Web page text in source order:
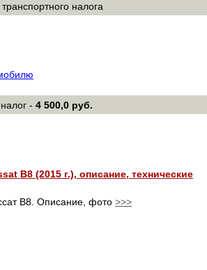
налога
- 4 500,0 руб.
В8 (2015 г.), описание, технические
В8. Описание, фото >>>